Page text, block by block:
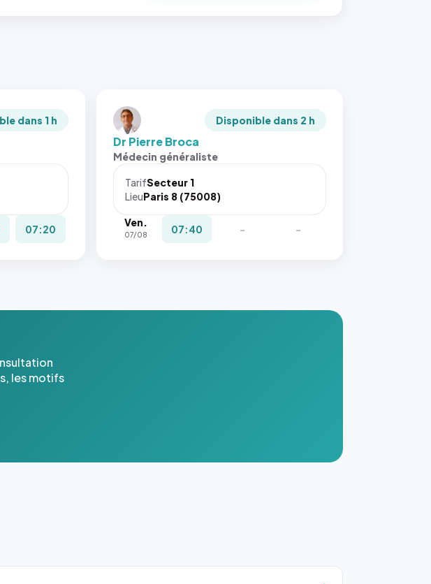
dans 1 h
07:20
Disponible dans 2 h
Dr Pierre Broca
Médecin généraliste
TarifSecteur 1
LieuParis 8 (75008)
Ven.
07/08 07:40 - -
les motifs